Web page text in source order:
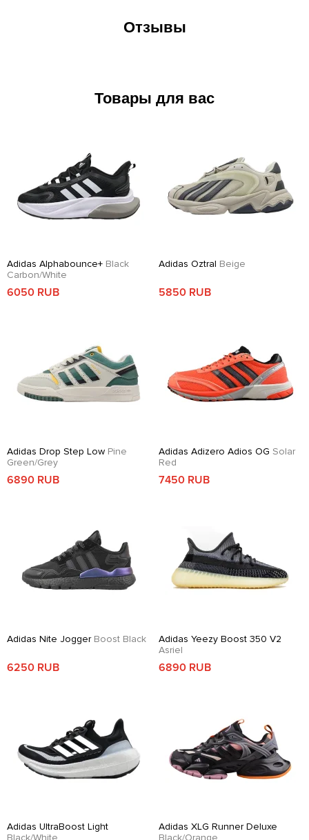
Отзывы
Товары для вас
Adidas Alphabounce+ Black
Carbon/White
6050 RUB
Adidas Oztral Beige
5850 RUB
Adidas Drop Step Low Pine
Green/Grey
6890 RUB
Adidas Adizero Adios OG Solar
Red
7450 RUB
Adidas Nite Jogger Boost Black
6250 RUB
Adidas Yeezy Boost 350 V2
Asriel
6890 RUB
Adidas UltraBoost Light
Black/White
Adidas XLG Runner Deluxe
Black/Orange